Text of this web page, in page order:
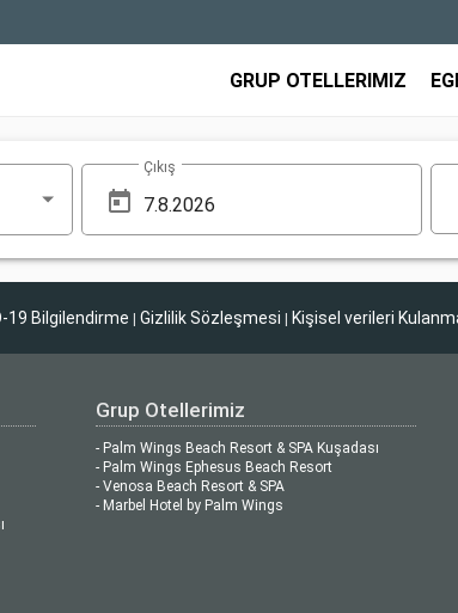
GRUP OTELLERIMIZ
Çıkış
19 Bilgilendirme | Gizlilik Sözleşmesi | Kişisel verileri
Grup Otellerimiz
- Palm Wings Beach Resort & SPA Kuşadası
- Palm Wings Ephesus Beach Resort
- Venosa Beach Resort & SPA
- Marbel Hotel by Palm Wings